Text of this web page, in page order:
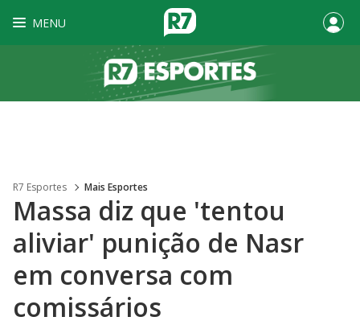
MENU
R7 Esportes Mais Esportes
Massa diz que 'tentou
aliviar' punição de Nasr
em conversa com
comissários